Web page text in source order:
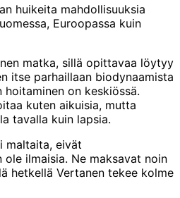
huikeita mahdollisuuksia
Euroopassa kuin
matka, sillä opittavaa löytyy
itse parhaillaan biodynaamista
on keskiössä.
kuten aikuisia, mutta
tavalla kuin lapsia.
maltaita, eivät
ilmaisia. Ne maksavat noin
hetkellä Vertanen tekee kolme